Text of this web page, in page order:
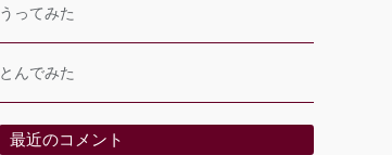
うってみた
とんでみた
最近のコメント